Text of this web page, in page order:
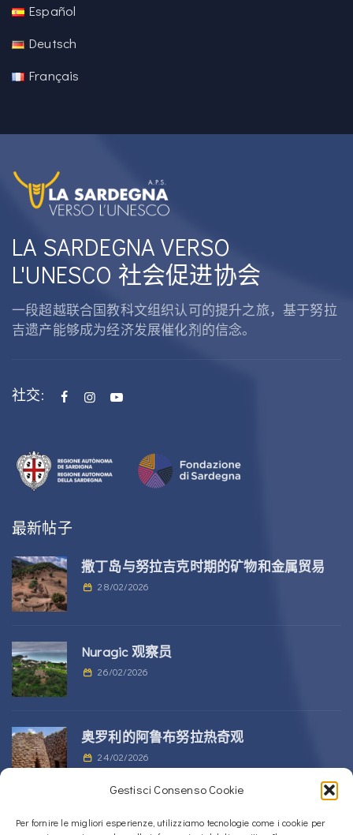
Gestisci Consenso Cookie
Per fornire le migliori esperienze, utilizziamo tecnologie come i cookie per
Español
Deutsch
Français
LA SARDEGNA VERSO
L'UNESCO 社会促进协会
一段超越联合国教科文组织认可的提升之旅，基于努拉
吉遗产能够成为经济发展催化剂的信念。
社交:
最新帖子
撒丁岛与努拉吉克时期的矿物和金属贸易
28/02/2026
Nuragic 观察员
26/02/2026
奥罗利的阿鲁布努拉热奇观
24/02/2026
位于 Alà dei Sardi 的 Sos Nurattolos